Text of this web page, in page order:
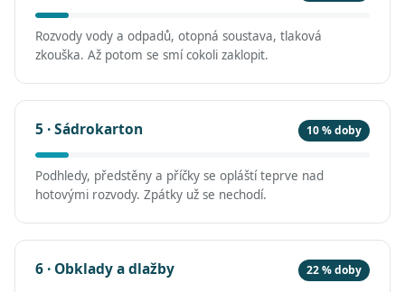
Rozvody vody a odpadů, otopná soustava, tlaková
zkouška. Až potom se smí cokoli zaklopit.
5 · Sádrokarton 10 % doby
Podhledy, předstěny a příčky se opláští teprve nad
hotovými rozvody. Zpátky už se nechodí.
6 · Obklady a dlažby 22 % doby